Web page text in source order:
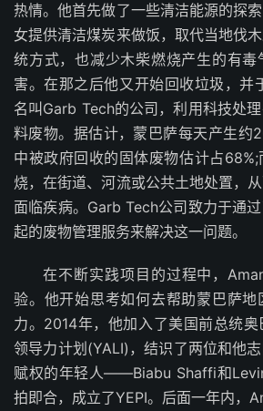
热情。他首先做了一些清洁能源的探
女提供清洁煤炭来做饭，取代当地伐
统方式，也减少木柴燃烧产生的有
害。在那之后他又开始回收垃圾，并
名叫Garb Tech的公司，利用科技处
料废物。据估计，蒙巴萨每天产生约
中被政府回收的固体废物估计占
烧，在街道、河流或公共土地处置，
面临疾病。Garb Tech公司致力于通
起的废物管理服务来解决这一问题。
在不断实践项目的过程中，
验。他开始思考如何去帮助蒙巴萨
力。2014年，他加入了美国前总统
领导力计划(YALI)，结识了两位和他
赋权的年轻人——Biabu Shaffi和
拍即合，成立了YEPI。后面一年内，